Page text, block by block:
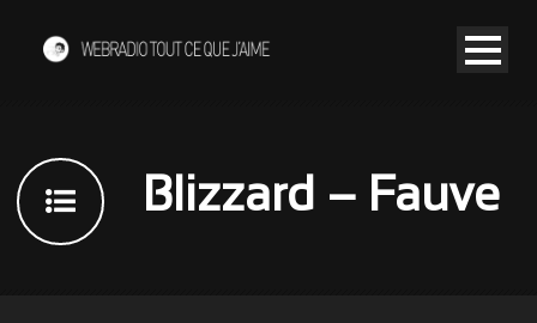
Blizzard – Fauve